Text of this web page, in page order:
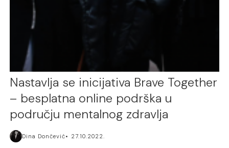
Nastavlja se inicijativa Brave Together
– besplatna online podrška u
području mentalnog zdravlja
Dina Dončević 27.10.2022.